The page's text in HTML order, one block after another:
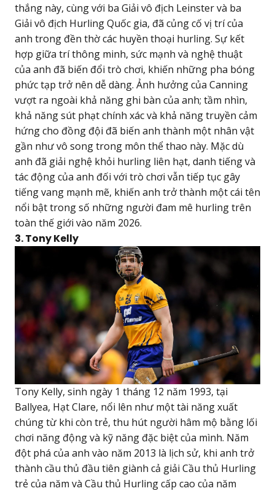
thắng này, cùng với ba Giải vô địch Leinster và ba
Giải vô địch Hurling Quốc gia, đã củng cố vị trí của
anh trong đền thờ các huyền thoại hurling. Sự kết
hợp giữa trí thông minh, sức mạnh và nghệ thuật
của anh đã biến đổi trò chơi, khiến những pha bóng
phức tạp trở nên dễ dàng. Ảnh hưởng của Canning
vượt ra ngoài khả năng ghi bàn của anh; tầm nhìn,
khả năng sút phạt chính xác và khả năng truyền cảm
hứng cho đồng đội đã biến anh thành một nhân vật
gần như vô song trong môn thể thao này. Mặc dù
anh đã giải nghệ khỏi hurling liên hạt, danh tiếng và
tác động của anh đối với trò chơi vẫn tiếp tục gây
tiếng vang mạnh mẽ, khiến anh trở thành một cái tên
nổi bật trong số những người đam mê hurling trên
toàn thế giới vào năm 2026.
3. Tony Kelly
Tony Kelly, sinh ngày 1 tháng 12 năm 1993, tại
Ballyea, Hạt Clare, nổi lên như một tài năng xuất
chúng từ khi còn trẻ, thu hút người hâm mộ bằng lối
chơi năng động và kỹ năng đặc biệt của mình. Năm
đột phá của anh vào năm 2013 là lịch sử, khi anh trở
thành cầu thủ đầu tiên giành cả giải Cầu thủ Hurling
trẻ của năm và Cầu thủ Hurling cấp cao của năm